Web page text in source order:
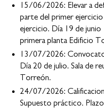
15/06/2026: Elevar a
parte del primer
ejercicio. Día 19 de junio
primera planta Edificio
13/07/2026:
Día 20 de julio. Sala de
Torreón.
24/07/2026:
Supuesto práctico.